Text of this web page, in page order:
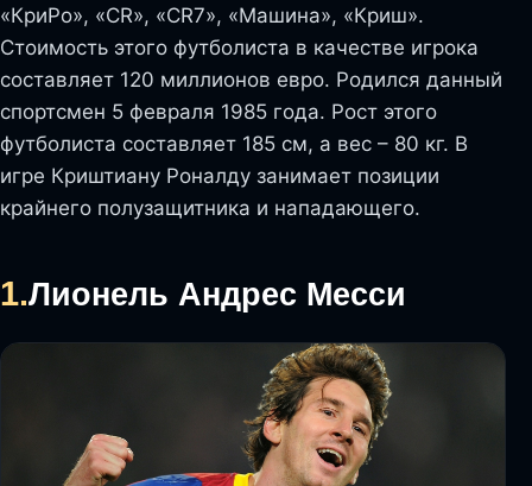
«КриРо», «CR», «CR7», «Машина», «Криш».
Стоимость этого футболиста в качестве игрока
составляет 120 миллионов евро. Родился данный
спортсмен 5 февраля 1985 года. Рост этого
футболиста составляет 185 см, а вес – 80 кг. В
игре Криштиану Роналду занимает позиции
крайнего полузащитника и нападающего.
1.Лионель Андрес Месси